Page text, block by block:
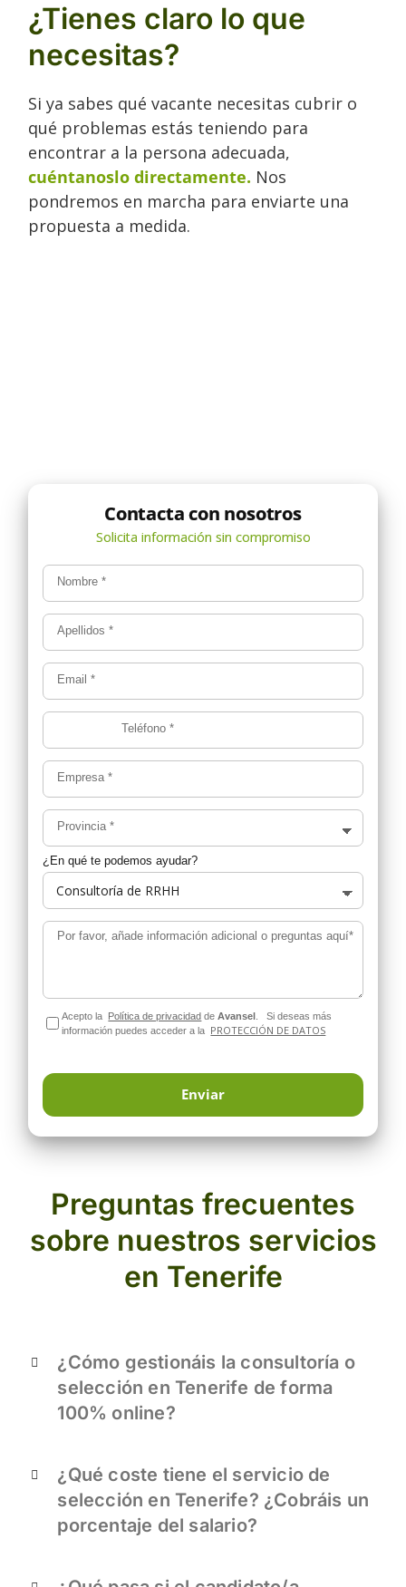
¿Tienes claro lo que
necesitas?
Si ya sabes qué vacante necesitas cubrir o
qué problemas estás teniendo para
encontrar a la persona adecuada,
cuéntanoslo directamente. Nos
pondremos en marcha para enviarte una
propuesta a medida.
Nombre*
Apellidos*
Email*
Teléfono*
Empresa*
Provincia*
¿En qué te podemos ayudar?
Por favor, añade información adicional o preguntas aquí*
Acepto la Política de privacidad deAvansel .Si deseas más
información puedes acceder a la PROTECCIÓN DE DATOS
Preguntas frecuentes
sobre nuestros servicios
en Tenerife
¿Cómo gestionáis la consultoría o
selección en Tenerife de forma
100% online?
¿Qué coste tiene el servicio de
selección en Tenerife? ¿Cobráis un
porcentaje del salario?